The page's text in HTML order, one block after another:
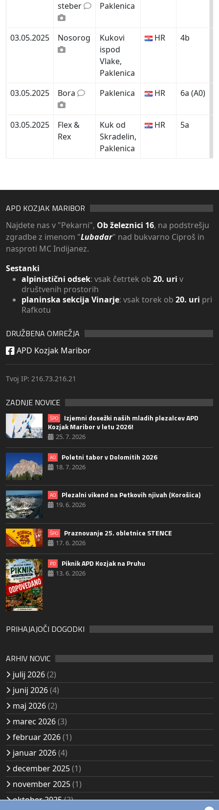
steber
Paklenica
03.05.2025 Nosorog
Kukovi
ispod
Vlake,
Paklenica
HR 4b
03.05.2025 Bora Paklenica HR 6a (A0)
03.05.2025
Flex &
Rex
Kuk od
Skradelin,
Paklenica
HR 5a
APD KOZJAK MARIBOR
Najdete nas v "Pekarni", Ob železnici 16, na podstrešju
zgradbe z imenom "Lubadar" nad bukvarno Ciproš in
nasproti MC Indijanez.
Sestanki
alpinistični odsek: vsak četrtek ob 20. uri v
društvenih prostorih
planinska sekcija Vinarje: vsak torek ob 20. uri pri
Rafkotu
DRUŽBENA OMREŽJA
APD Kozjak Maribor
Tvoj IP: 216.73.216.21
ZADNJE NOVICE
ŠPO
Izjemni dosežki naših mladih plezalcev APD
Kozjak Maribor v letu 2026!
25. 7. 2026
AO Poletni tabor v Dolomitih 2026
18. 7. 2026
AO Plezalni vikend na Petkovih njivah (Korošica)
19. 6. 2026
ŠPO Praznovanje 25. obletnice STENCE
17. 6. 2026
PD Piknik APD Kozjak na Pruhu
13. 6. 2026
PRIHAJAJOČI DOGODKI
ARHIV NOVIC
julij 2026(2)
junij 2026(4)
maj 2026(2)
marec 2026(3)
februar 2026(1)
januar 2026(4)
december 2025(1)
november 2025(1)
oktober 2025(2)